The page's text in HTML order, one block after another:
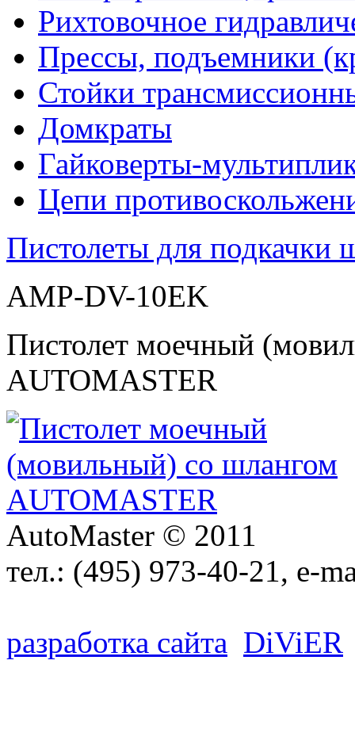
Рихтовочное
Прессы, подъемники
Стойки
Домкраты
Гайковерты-
Цепи
Пистолеты для
AMP-DV-10EK
Пистолет моечный
AUTOMASTER
AutoMaster © 2011
тел.: (495) 973-40-21, e-
разработка сайта DiViER